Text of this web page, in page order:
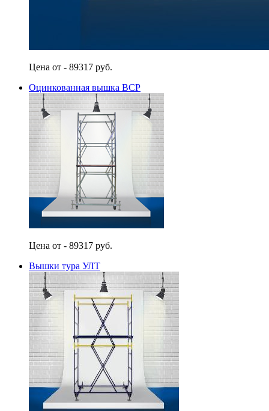
Цена от - 89317 руб.
Оцинкованная вышка ВСР
Цена от - 89317 руб.
Вышки тура УЛТ